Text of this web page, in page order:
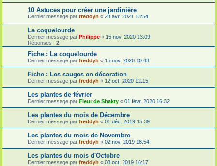
10 Astuces pour créer une jardinière
Dernier message par freddyh « 23 avr. 2021 13:54
La coquelourde
Dernier message par Philippe « 15 nov. 2020 13:09
Réponses : 2
Fiche : La coquelourde
Dernier message par freddyh « 15 nov. 2020 10:43
Fiche : Les sauges en décoration
Dernier message par freddyh « 12 oct. 2020 12:15
Les plantes de février
Dernier message par Fleur de Shakty « 01 févr. 2020 16:32
Les plantes du mois de Décembre
Dernier message par freddyh « 01 déc. 2019 15:39
Les plantes du mois de Novembre
Dernier message par freddyh « 02 nov. 2019 18:54
Les plantes du mois d'Octobre
Dernier message par freddyh « 08 oct. 2019 16:17